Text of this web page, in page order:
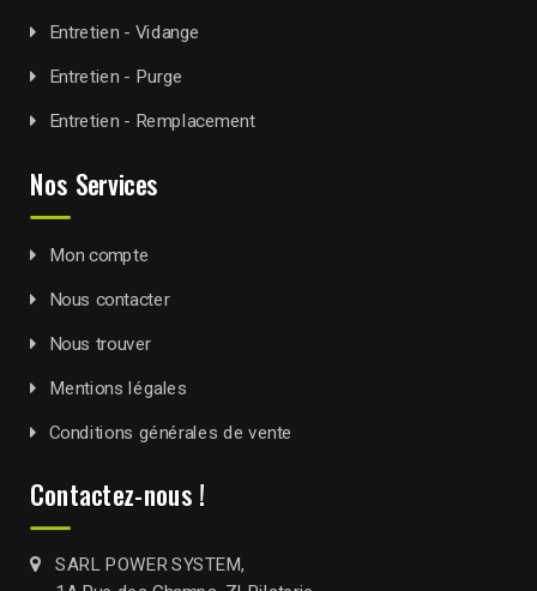
Entretien - Vidange
Entretien - Purge
Entretien - Remplacement
Nos Services
Mon compte
Nous contacter
Nous trouver
Mentions légales
Conditions générales de vente
Contactez-nous !
SARL POWER SYSTEM,